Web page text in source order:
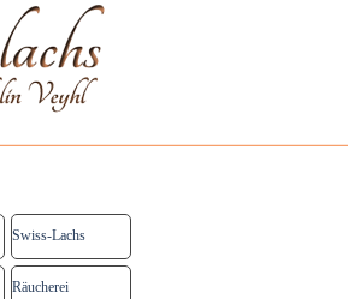
Swiss-Lachs
Räucherei